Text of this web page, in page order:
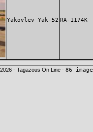
Yakovlev Yak-52 RA-1174K
- Tagazous On Line - 86